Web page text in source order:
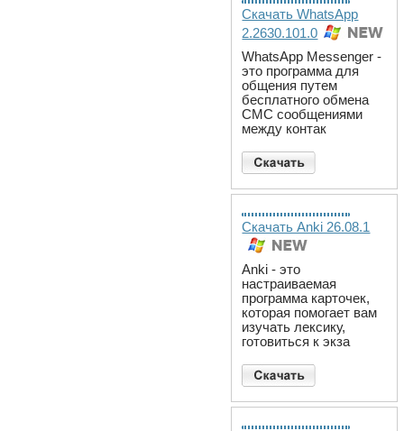
Скачать WhatsApp
2.2630.101.0
WhatsApp Messenger -
это программа для
общения путем
бесплатного обмена
СМС сообщениями
между контак
Скачать Anki 26.08.1
Anki - это
настраиваемая
программа карточек,
которая помогает вам
изучать лексику,
готовиться к экза